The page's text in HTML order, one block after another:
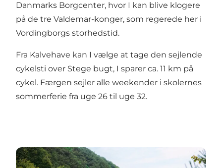
Danmarks Borgcenter, hvor I kan blive klogere
på de tre Valdemar-konger, som regerede her i
Vordingborgs storhedstid.
Fra Kalvehave kan I vælge at tage den sejlende
cykelsti over Stege bugt, I sparer ca. 11 km på
cykel. Færgen sejler alle weekender i skolernes
sommerferie fra uge 26 til uge 32.